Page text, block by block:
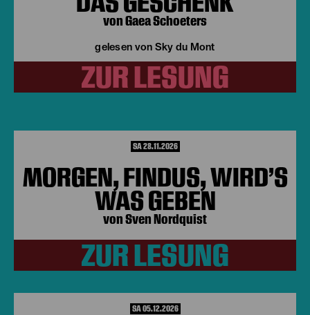
von Gaea Schoeters
gelesen von Sky du Mont
ZUR LESUNG
SA 28.11.2026
MORGEN, FINDUS, WIRD’S
WAS GEBEN
von Sven Nordquist
ZUR LESUNG
SA 05.12.2026